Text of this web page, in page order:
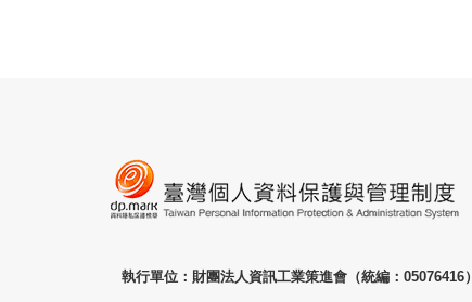
執行單位：財團法人資訊工業策進會（統編：05076416）